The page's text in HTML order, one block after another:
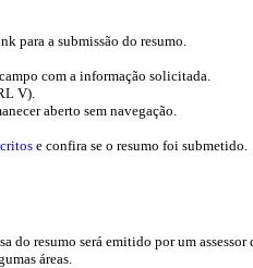
para a submissão do resumo.
com a informação solicitada.
V).
aberto sem navegação.
e confira se o resumo foi submetido.
do resumo será emitido por um
áreas.